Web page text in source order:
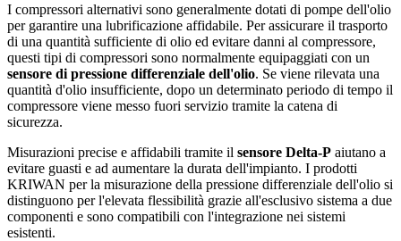
I compressori alternativi sono generalmente dotati di pompe dell'olio
per garantire una lubrificazione affidabile. Per assicurare il trasporto
di una quantità sufficiente di olio ed evitare danni al compressore,
questi tipi di compressori sono normalmente equipaggiati con un
sensore di pressione differenziale dell'olio. Se viene rilevata una
quantità d'olio insufficiente, dopo un determinato periodo di tempo il
compressore viene messo fuori servizio tramite la catena di
sicurezza.
Misurazioni precise e affidabili tramite il sensore Delta-P aiutano a
evitare guasti e ad aumentare la durata dell'impianto. I prodotti
KRIWAN per la misurazione della pressione differenziale dell'olio si
distinguono per l'elevata flessibilità grazie all'esclusivo sistema a due
componenti e sono compatibili con l'integrazione nei sistemi
esistenti.